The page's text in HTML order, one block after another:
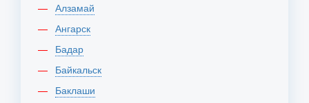
Алзамай
Ангарск
Бадар
Байкальск
Баклаши